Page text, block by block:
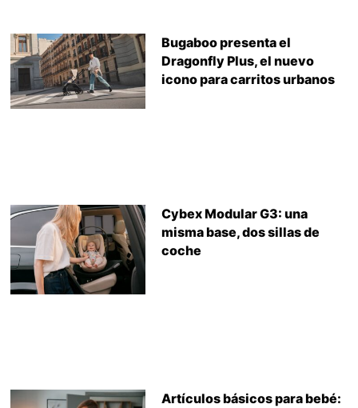
Bugaboo presenta el
Dragonfly Plus, el nuevo
icono para carritos urbanos
Cybex Modular G3: una
misma base, dos sillas de
coche
Artículos básicos para bebé: